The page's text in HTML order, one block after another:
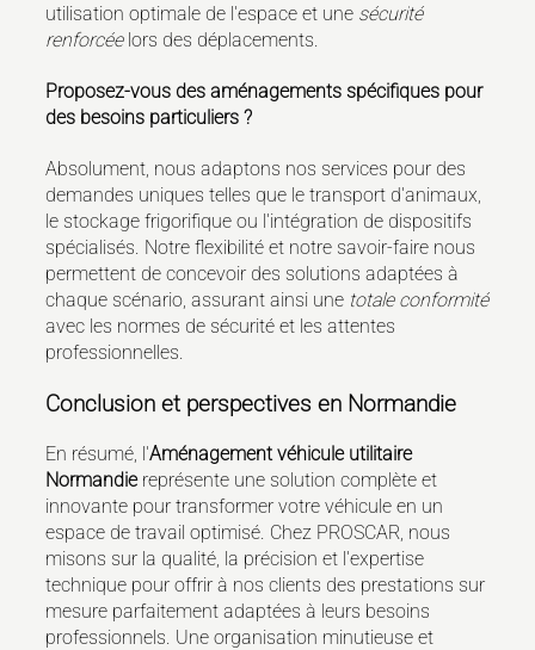
utilisation optimale de l'espace et une sécurité
renforcéelors des déplacements.
Proposez-vous des aménagements spécifiques pour
des besoins particuliers ?
Absolument, nous adaptons nos services pour des
demandes uniques telles que le transport d'animaux,
le stockage frigorifique ou l'intégration de dispositifs
spécialisés. Notre flexibilité et notre savoir-faire nous
permettent de concevoir des solutions adaptées à
chaque scénario, assurant ainsi une totale conformité
avec les normes de sécurité et les attentes
professionnelles.
Conclusion et perspectives en Normandie
En résumé, l'Aménagement véhicule utilitaire
Normandiereprésente une solution complète et
innovante pour transformer votre véhicule en un
espace de travail optimisé. Chez PROSCAR, nous
misons sur la qualité, la précision et l'expertise
technique pour offrir à nos clients des prestations sur
mesure parfaitement adaptées à leurs besoins
professionnels. Une organisation minutieuse et